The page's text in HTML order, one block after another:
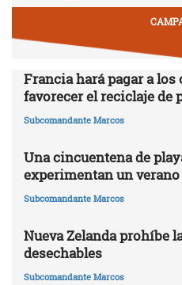
Francia hará pagar a
favorecer el reciclaje de
Subcomandante Marcos
Una cincuentena de
experimentan un
Subcomandante Marcos
Nueva Zelanda prohíbe
desechables
Subcomandante Marcos